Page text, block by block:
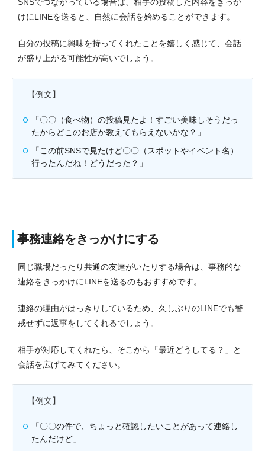
けにLINEを送ると、自然に会話を始めることができます。
自分の投稿に興味を持ってくれたことを嬉しく感じて、会話
が盛り上がる可能性が高いでしょう。
【例文】
「〇〇（食べ物）の投稿見たよ！すごい美味しそうだっ
たからどこのお店か教えてもらえないかな？」
「この前SNSで見たけど〇〇（スポットやイベント名）
行ったんだね！どうだった？」
事務連絡をきっかけにする
同じ職場だったり共通の友達がいたりする場合は、事務的な
連絡をきっかけにLINEを送るのもおすすめです。
連絡の理由がはっきりしているため、久しぶりのLINEでも警
戒せずに返事をしてくれるでしょう。
相手が対応してくれたら、そこから「最近どうしてる？」と
会話を広げてみてください。
【例文】
「〇〇の件で、ちょっと確認したいことがあって連絡し
たんだけど」